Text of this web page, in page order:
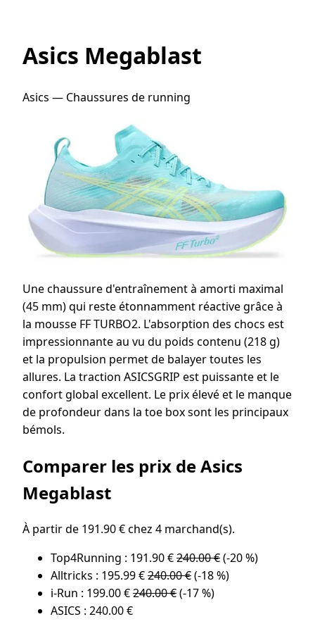
Asics Megablast
Asics — Chaussures de running
Une chaussure d'entraînement à amorti maximal
(45 mm) qui reste étonnamment réactive grâce à
la mousse FF TURBO2. L'absorption des chocs est
impressionnante au vu du poids contenu (218 g)
et la propulsion permet de balayer toutes les
allures. La traction ASICSGRIP est puissante et le
confort global excellent. Le prix élevé et le manque
de profondeur dans la toe box sont les principaux
bémols.
Comparer les prix de Asics
Megablast
À partir de 191.90 € chez 4 marchand(s).
Top4Running : 191.90 €240.00 €(-20 %)
Alltricks : 195.99 €240.00 €(-18 %)
i-Run : 199.00 €240.00 €(-17 %)
ASICS : 240.00 €